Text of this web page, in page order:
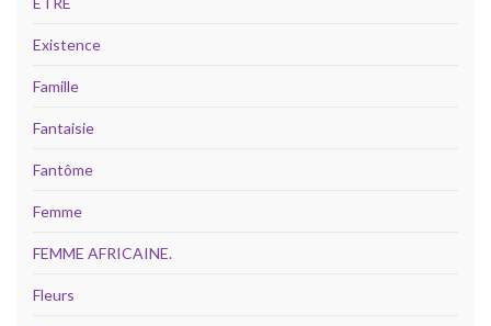
Existence
Famille
Fantaisie
Fantôme
Femme
FEMME AFRICAINE.
Fleurs